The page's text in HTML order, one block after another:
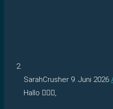
SarahCrusher 9. Juni 2026
Hallo 🙋🏻‍♀️,